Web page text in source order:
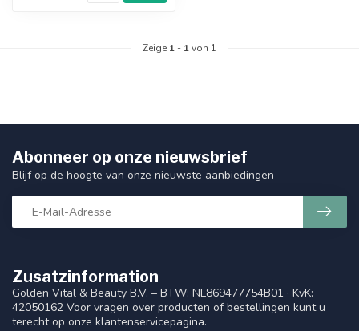
Zeige 1 - 1von 1
Zusatzinformation
Golden Vital & Beauty B.V. – BTW: NL869477754B01 · KvK:
42050162 Voor vragen over producten of bestellingen kunt u
terecht op onze klantenservicepagina.
Abonneer op onze nieuwsbrief
Blijf op de hoogte van onze nieuwste aanbiedingen